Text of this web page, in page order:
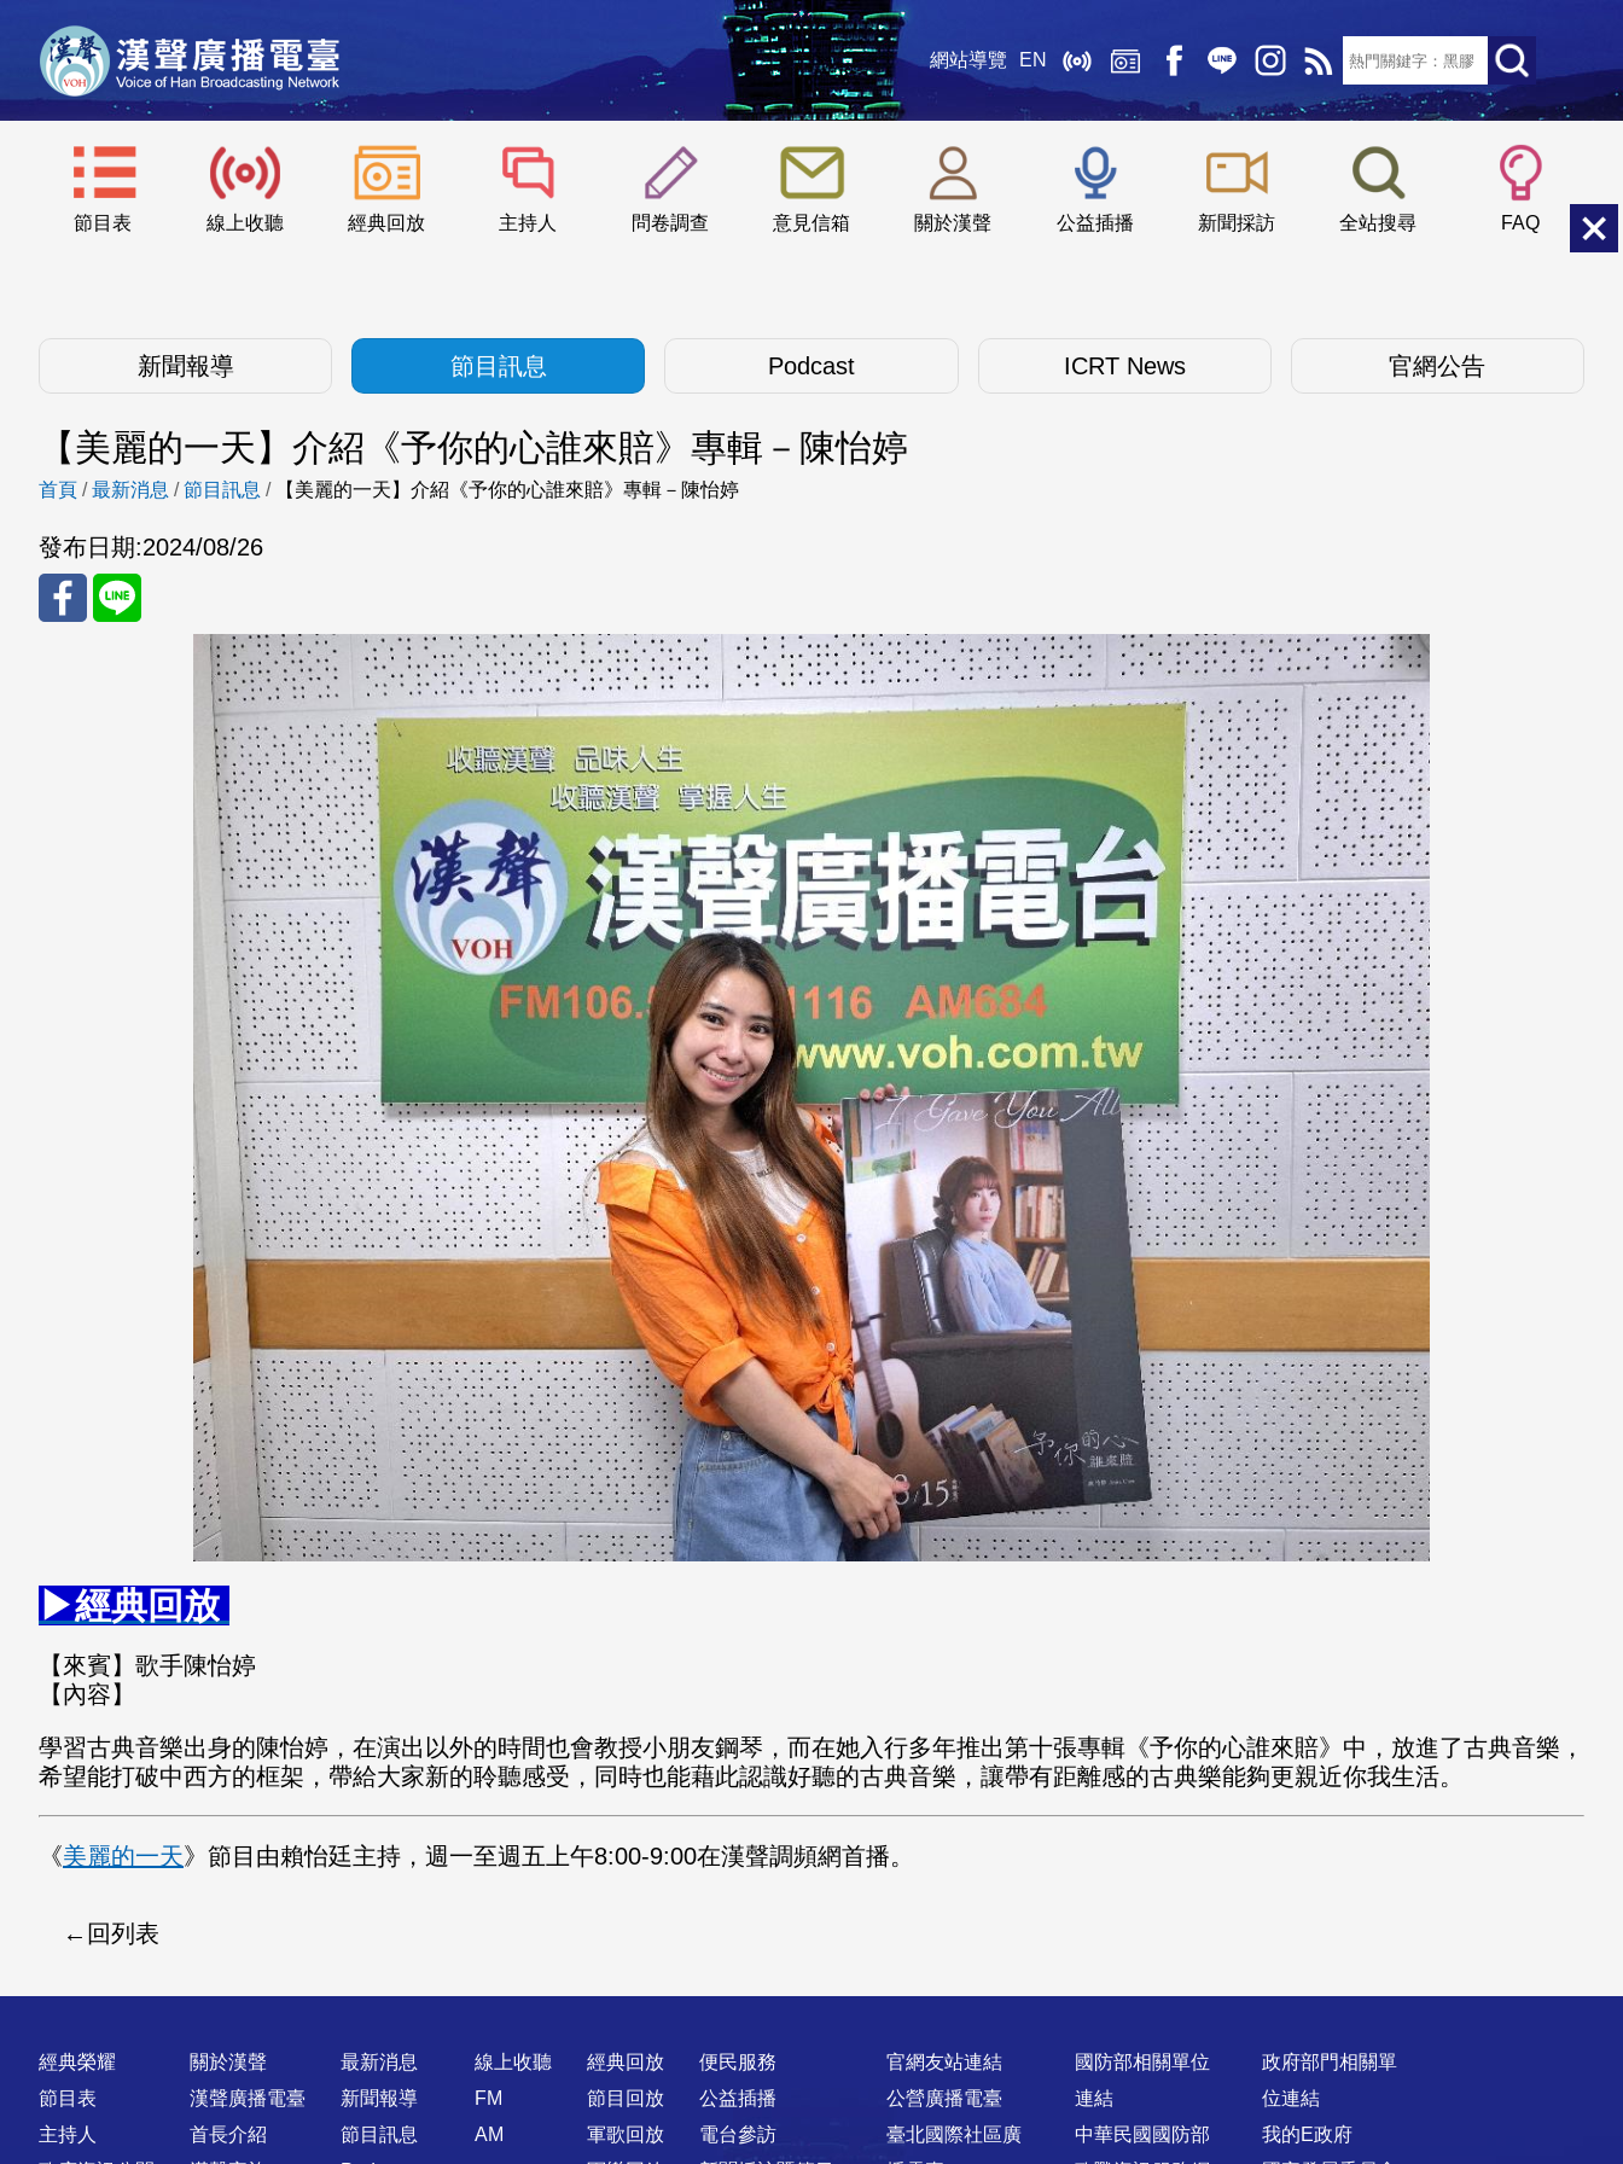
網站導覽 EN
節目表 線上收聽 經典回放 主持人 問卷調查 意見信箱 關於漢聲 公益插播 新聞採訪 全站搜尋 FAQ
::: 小 中
新聞報導 節目訊息 Podcast ICRT News 官網公告
【美麗的一天】介紹《予你的心誰來賠》專輯－陳怡婷
首頁 /最新消息 /節目訊息 / 【美麗的一天】介紹《予你的心誰來賠》專輯－陳怡婷
發布日期:2024/08/26
▶經典回放
【來賓】歌手陳怡婷
【內容】
學習古典音樂出身的陳怡婷，在演出以外的時間也會教授小朋友鋼琴，而在她入行多年推出第十張專輯《予你的心誰來賠》中，放進了古典音樂，
希望能打破中西方的框架，帶給大家新的聆聽感受，同時也能藉此認識好聽的古典音樂，讓帶有距離感的古典樂能夠更親近你我生活。
《美麗的一天》節目由賴怡廷主持，週一至週五上午8:00-9:00在漢聲調頻網首播。
回列表
快速連結
經典榮耀
節目表
主持人
關於漢聲
漢聲廣播電臺
首長介紹
最新消息
新聞報導
節目訊息
線上收聽
FM
AM
經典回放
節目回放
軍歌回放
便民服務
公益插播
電台參訪
官網友站連結
公營廣播電臺
臺北國際社區廣
國防部相關單位
連結
中華民國國防部
政府部門相關單
位連結
我的E政府